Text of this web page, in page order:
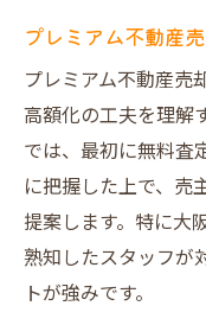
だんらん住宅
却体験
体験談か
力
だんらん
売主が語
プレミアム
プレミアム不動産
プレミアム不動産売
高額化の工夫を理解
では、最初に無料査
に把握した上で、売
提案します。特に大
熟知したスタッフが
トが強みです。